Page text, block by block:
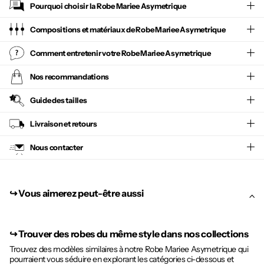
Pourquoi choisir laRobe Mariee Asymetrique
Compositions et matériaux de Robe Mariee Asymetrique
Comment entretenir votreRobe Mariee Asymetrique
Nos recommandations
Guide des tailles
Livraison et retours
Nous contacter
↪︎ Vous aimerez peut-être aussi
↪︎Trouver des robes du même style dans nos collections
Trouvez des modèles similaires à notre Robe Mariee Asymetrique qui
pourraient vous séduire en explorant les catégories ci-dessous et